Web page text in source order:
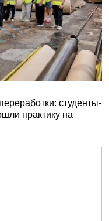
студенты-
практику на